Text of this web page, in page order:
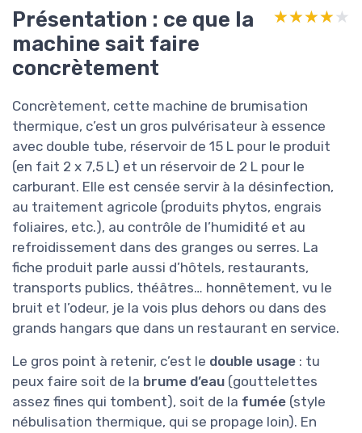
Présentation : ce que la
machine sait faire
concrètement
★★★★★
★★★★★
Concrètement, cette machine de brumisation
thermique, c’est un gros pulvérisateur à essence
avec double tube, réservoir de 15 L pour le produit
(en fait 2 x 7,5 L) et un réservoir de 2 L pour le
carburant. Elle est censée servir à la désinfection,
au traitement agricole (produits phytos, engrais
foliaires, etc.), au contrôle de l’humidité et au
refroidissement dans des granges ou serres. La
fiche produit parle aussi d’hôtels, restaurants,
transports publics, théâtres… honnêtement, vu le
bruit et l’odeur, je la vois plus dehors ou dans des
grands hangars que dans un restaurant en service.
Le gros point à retenir, c’est le double usage : tu
peux faire soit de la brume d’eau (gouttelettes
assez fines qui tombent), soit de la fumée (style
nébulisation thermique, qui se propage loin). En